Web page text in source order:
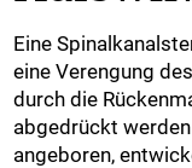
Eine
eine Verengung
durch die
abgedrückt
angeboren,